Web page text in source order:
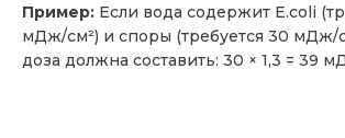
Пример: Если вода содержит E.coli
мДж/см²) и споры (требуется 30 мДж/
доза должна составить: 30 × 1,3 = 39